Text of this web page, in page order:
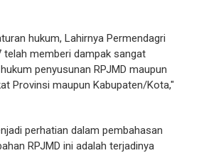
hukum, Lahirnya Permendagri
memberi dampak sangat
penyusunan RPJMD maupun
Provinsi maupun Kabupaten/Kota,"
perhatian dalam pembahasan
RPJMD ini adalah terjadinya